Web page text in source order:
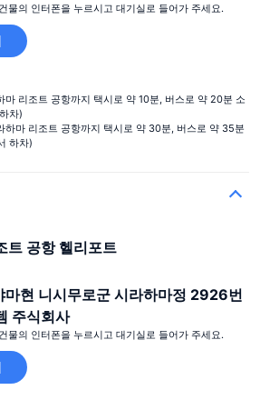
물의 인터폰을 누르시고 대기실로 들어가 주세요.
마 리조트 공항까지 택시로 약 10분, 버스로 약 20분 소
차)
하마 리조트 공항까지 택시로 약 30분, 버스로 약 35분
하차)
트 공항 헬리포트
마현 니시무로군 시라하마정 2926번
주식회사
물의 인터폰을 누르시고 대기실로 들어가 주세요.